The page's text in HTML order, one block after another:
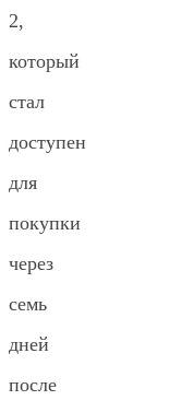
2,
который
стал
доступен
для
покупки
через
семь
дней
после